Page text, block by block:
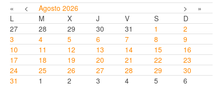
« < Agosto 2026 >
»
L
M X J V S
D
27
28 29 30 31 1
2
3
4 5 6 7 8
9
10
11 12 13 14 15
16
17
18 19 20 21 22
23
24
25 26 27 28 29
30
31
1 2 3 4 5 6